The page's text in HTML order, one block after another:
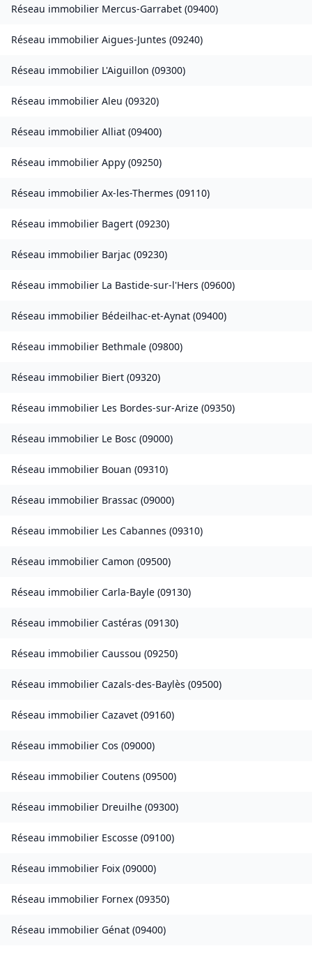
Réseau immobilier Mercus-Garrabet (09400)
Réseau immobilier Aigues-Juntes (09240)
Réseau immobilier L'Aiguillon (09300)
Réseau immobilier Aleu (09320)
Réseau immobilier Alliat (09400)
Réseau immobilier Appy (09250)
Réseau immobilier Ax-les-Thermes (09110)
Réseau immobilier Bagert (09230)
Réseau immobilier Barjac (09230)
Réseau immobilier La Bastide-sur-l'Hers (09600)
Réseau immobilier Bédeilhac-et-Aynat (09400)
Réseau immobilier Bethmale (09800)
Réseau immobilier Biert (09320)
Réseau immobilier Les Bordes-sur-Arize (09350)
Réseau immobilier Le Bosc (09000)
Réseau immobilier Bouan (09310)
Réseau immobilier Brassac (09000)
Réseau immobilier Les Cabannes (09310)
Réseau immobilier Camon (09500)
Réseau immobilier Carla-Bayle (09130)
Réseau immobilier Castéras (09130)
Réseau immobilier Caussou (09250)
Réseau immobilier Cazals-des-Baylès (09500)
Réseau immobilier Cazavet (09160)
Réseau immobilier Cos (09000)
Réseau immobilier Coutens (09500)
Réseau immobilier Dreuilhe (09300)
Réseau immobilier Escosse (09100)
Réseau immobilier Foix (09000)
Réseau immobilier Fornex (09350)
Réseau immobilier Génat (09400)